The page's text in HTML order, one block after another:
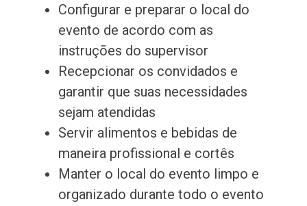
Configurar e preparar o local do
evento de acordo com as
instruções do supervisor
Recepcionar os convidados e
garantir que suas necessidades
sejam atendidas
Servir alimentos e bebidas de
maneira profissional e cortês
Manter o local do evento limpo e
organizado durante todo o evento